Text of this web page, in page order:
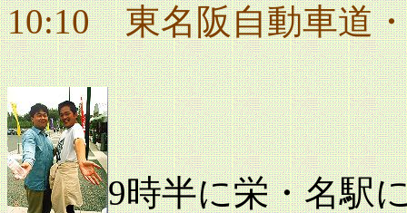
10:10東名阪自動車道・
9時半に栄・名駅